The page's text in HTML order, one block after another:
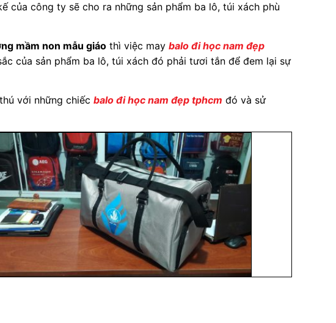
của công ty sẽ cho ra những sản phẩm ba lô, túi xách phù
mầm non mẫu giáo thì việc maybalo đi học nam đẹp
của sản phẩm ba lô, túi xách đó phải tươi tắn để đem lại sự
với những chiếcbalo đi học nam đẹp tphcm đó và sử